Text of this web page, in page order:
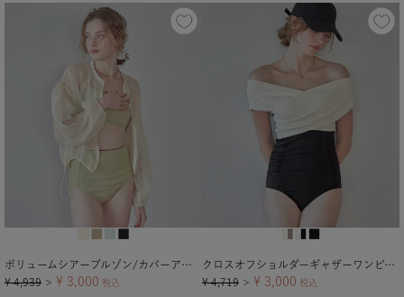
ボリュームシアーブルゾン/カバーアップ【メール便可／100】
¥ 4,939 ＞ ¥ 3,000 税込
クロスオフショルダーギャザーワンピース/水着
¥ 4,719 ＞ ¥ 3,000 税込